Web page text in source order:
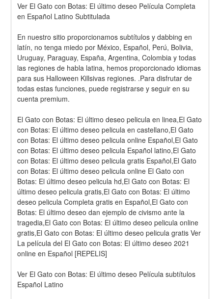
Ver El Gato con Botas: El último deseo Película Completa
en Español Latino Subtitulada
En nuestro sitio proporcionamos subtítulos y dabbing en
latín, no tenga miedo por México, Español, Perú, Bolivia,
Uruguay, Paraguay, España, Argentina, Colombia y todas
las regiones de habla latina, hemos proporcionado idiomas
para sus Halloween Killsivas regiones. .Para disfrutar de
todas estas funciones, puede registrarse y seguir en su
cuenta premium.
El Gato con Botas: El último deseo pelicula en linea,El Gato
con Botas: El último deseo pelicula en castellano,El Gato
con Botas: El último deseo pelicula online Español,El Gato
con Botas: El último deseo pelicula Español latino,El Gato
con Botas: El último deseo pelicula gratis Español,El Gato
con Botas: El último deseo pelicula online El Gato con
Botas: El último deseo pelicula hd,El Gato con Botas: El
último deseo pelicula gratis,El Gato con Botas: El último
deseo pelicula Completa gratis en Español,El Gato con
Botas: El último deseo dan ejemplo de civismo ante la
tragedia,El Gato con Botas: El último deseo pelicula online
gratis,El Gato con Botas: El último deseo pelicula gratis Ver
La película del El Gato con Botas: El último deseo 2021
online en Español [REPELIS]
Ver El Gato con Botas: El último deseo Película subtítulos
Español Latino